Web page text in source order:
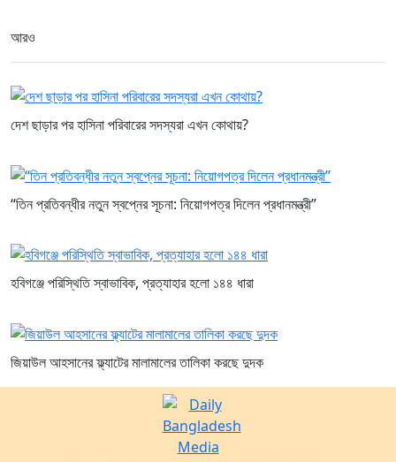
আরও
দেশ ছাড়ার পর হাসিনা পরিবারের সদস্যরা এখন কোথায়?
“তিন প্রতিবন্ধীর নতুন স্বপ্নের সূচনা: নিয়োগপত্র দিলেন প্রধানমন্ত্রী”
হবিগঞ্জে পরিস্থিতি স্বাভাবিক, প্রত্যাহার হলো ১৪৪ ধারা
জিয়াউল আহসানের ফ্ল্যাটের মালামালের তালিকা করছে দুদক